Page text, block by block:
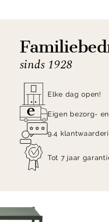
sinds 1928
Elke dag open!
Eigen bezorg-
9.4
Tot 7 jaar
Item